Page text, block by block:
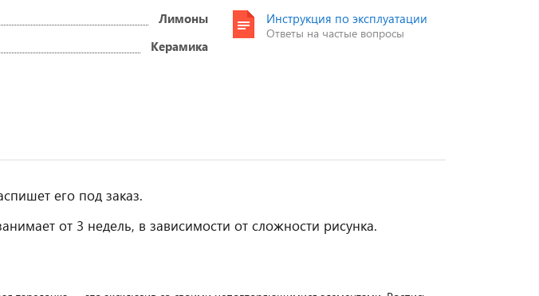
Лимоны
Керамика
Инструкция по эксплуатации
Ответы на частые вопросы
его под заказ.
от 3 недель, в зависимости от сложности рисунка.